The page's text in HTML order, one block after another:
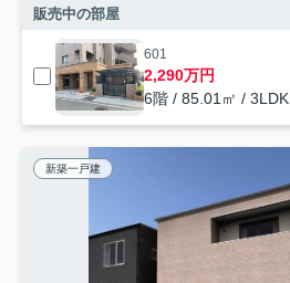
販売中の部屋
601
2,290万円
6階 / 85.01㎡ / 3LDK
新築一戸建